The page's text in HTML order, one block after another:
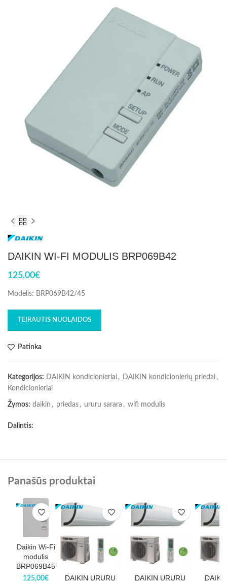
DAIKIN WI-FI MODULIS BRP069B42
125,00€
Modelis: BRP069B42/45
TEIRAUTIS NUOLAIDOS
Patinka
Kategorijos: DAIKIN kondicionieriai , DAIKIN kondicionierių priedai ,
Kondicionieriai
Žymos: daikin , priedas , ururu sarara , wifi modulis
Dalintis:
Panašūs produktai
Daikin Wi-Fi
modulis
BRP069B45
125,00€
DAIKIN URURU
DAIKIN URURU